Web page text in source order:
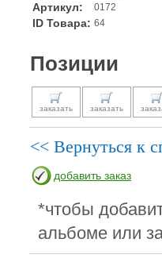
Артикул: 0172
ID Товара: 64
Позиции
заказать заказать
<< Вернуться к
добавить заказ
*чтобы
альбоме или